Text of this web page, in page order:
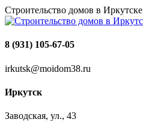
Строительство домов в Иркутске
8 (931) 105-67-05
irkutsk@moidom38.ru
Иркутск
Заводская, ул., 43